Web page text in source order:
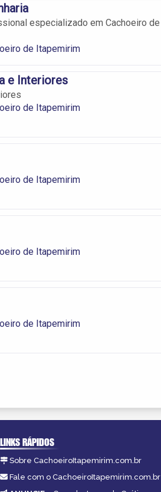
especializado em Cachoeiro de
de Itapemirim
e Interiores
de Itapemirim
de Itapemirim
de Itapemirim
de Itapemirim
LINKS RÁPIDOS
Sobre CachoeiroItapemirim.com.br
Fale com o CachoeiroItapemirim.com.br